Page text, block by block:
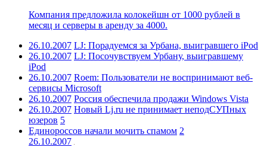
Компания предложила колокейшн от 1000 рублей в
месяц и серверы в аренду за 4000.
26.10.2007 LJ: Порадуемся за Урбана, выигравшего iPod
26.10.2007 LJ: Посочувствуем Урбану, выигравшему
iPod
26.10.2007 Roem: Пользователи не воспринимают веб-
сервисы Microsoft
26.10.2007 Россия обеспечила продажи Windows Vista
26.10.2007 Новый Lj.ru не принимает неподСУПных
юзеров 5
Единороссов начали мочить спамом 2
26.10.2007